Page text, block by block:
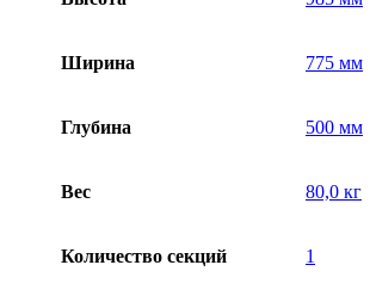
Ширина 775 мм
Глубина 500 мм
Вес 80,0 кг
Количество секций 1